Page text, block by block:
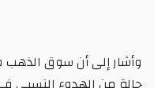
وأشار إلى أن سوق الذهب